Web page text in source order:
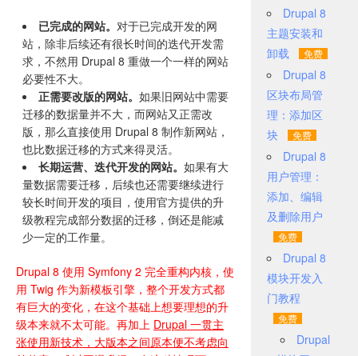
已完成的网站。 对于已完成开发的网
站，除非后续还有很长时间的迭代开发需
求，不然用 Drupal 8 重做一个一样的网站
必要性不大。
正需要改版的网站。 如果旧网站中需要
迁移的数据量并不大，而网站又正需改
版，那么直接使用 Drupal 8 制作新网站，
也比数据迁移的方式来得灵活。
长期运营、迭代开发的网站。 如果有大
量数据需要迁移，后续也还需要继续进行
较长时间开发的项目，使用官方提供的升
级教程完成部分数据的迁移，倒还是能减
少一定的工作量。
Drupal 8 使用 Symfony 2 完全重构内核，使
用 Twig 作为新模板引擎，整个开发方式都
有巨大的变化，在这个基础上想要理想的升
级本来就不太可能。再加上 Drupal 一贯主
张使用新技术，大版本之间原本便不考虑向
Drupal 8
主题安装和
卸载
Drupal 8
区块布局管
理：添加区
块
Drupal 8
用户管理：
添加、编辑
及删除用户
Drupal 8
模块开发入
门教程
Drupal